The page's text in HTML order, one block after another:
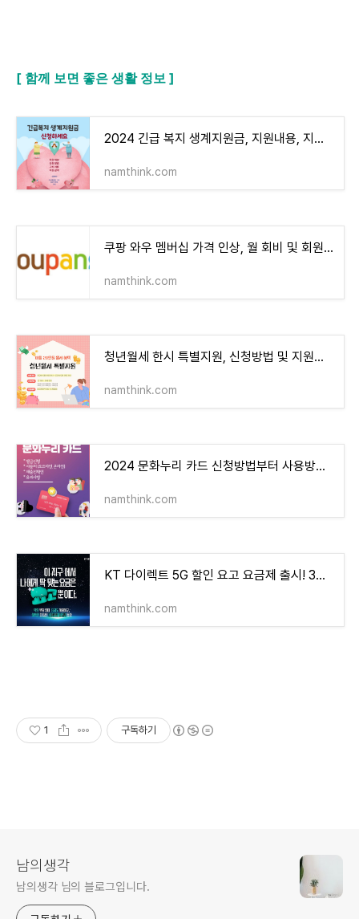
[ 함께 보면 좋은 생활 정보 ]
2024 긴급 복지 생계지원금, 지원내용, 지원대상, 신청방법 모두 알아보기
namthink.com
쿠팡 와우 멤버십 가격 인상, 월 회비 및 회원 혜택, 해지 방법
namthink.com
청년월세 한시 특별지원, 신청방법 및 지원금액 총정리, 월 20만원 혜택
namthink.com
2024 문화누리 카드 신청방법부터 사용방법까지 총정리 13만 원 정부 혜택 사용처
namthink.com
KT 다이렉트 5G 할인 요고 요금제 출시! 3만 원대 5G 요금제 혜택 한눈에 알아보기
namthink.com
1 구독하기
남의생각
남의생각 님의 블로그입니다.